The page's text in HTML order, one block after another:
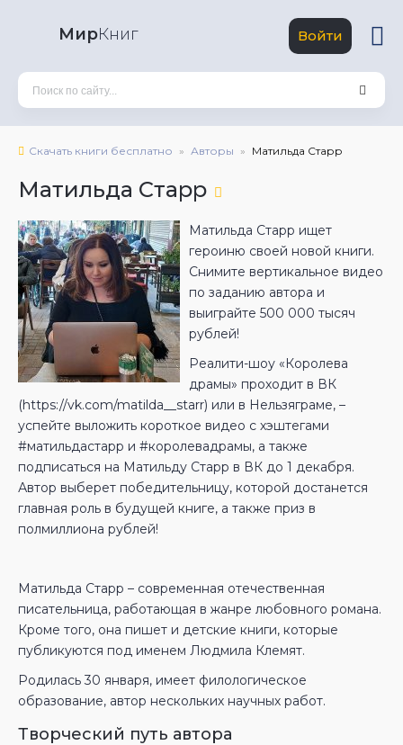
МирКниг Войти
Скачать книги бесплатно Авторы Матильда Старр
Матильда Старр
Матильда Старр ищет
героиню своей новой книги.
Снимите вертикальное видео
по заданию автора и
выиграйте 500 000 тысяч
рублей!
Реалити-шоу «Королева
драмы» проходит в ВК
(https://vk.com/matilda__starr) или в Нельзяграме, –
успейте выложить короткое видео с хэштегами
#матильдастарр и #королевадрамы, а также
подписаться на Матильду Старр в ВК до 1 декабря.
Автор выберет победительницу, которой достанется
главная роль в будущей книге, а также приз в
полмиллиона рублей!
Матильда Старр – современная отечественная
писательница, работающая в жанре любовного романа.
Кроме того, она пишет и детские книги, которые
публикуются под именем Людмила Клемят.
Родилась 30 января, имеет филологическое
образование, автор нескольких научных работ.
Творческий путь автора